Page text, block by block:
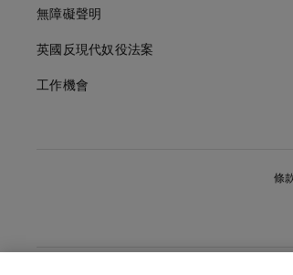
無障礙聲明
英國反現代奴役法案
工作機會
條